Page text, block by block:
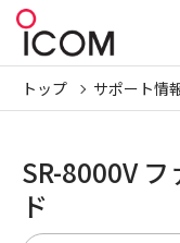
トップ サポート情
SR-8000V
ド